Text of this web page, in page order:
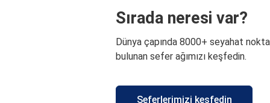
Sırada neresi var?
Dünya çapında 8000+ seyahat
bulunan sefer ağımızı keşfedin.
Seferlerimizi keşfedin